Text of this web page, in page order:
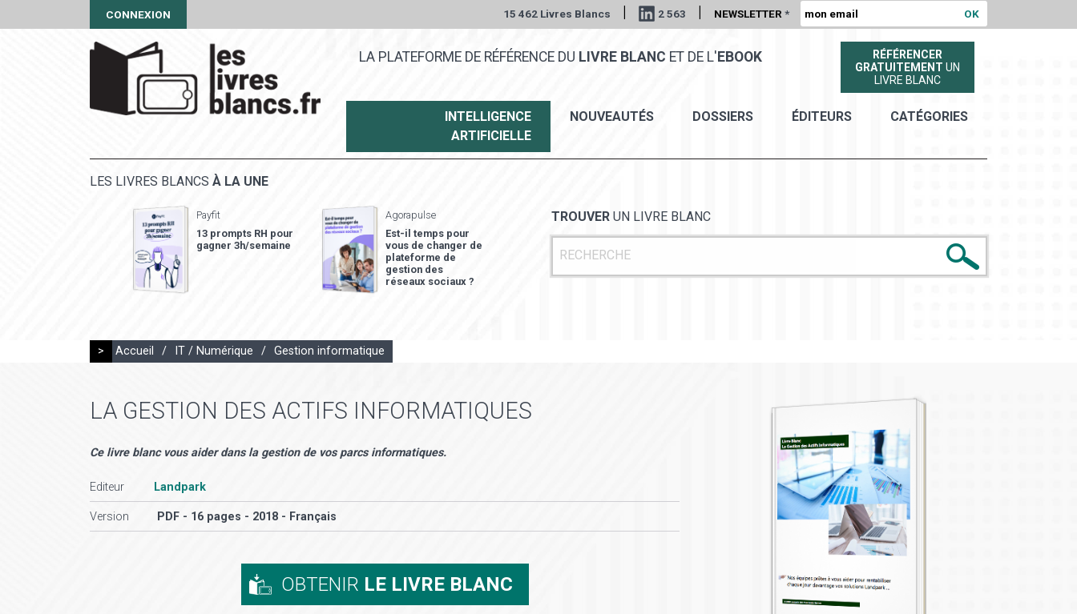
CONNEXION 15 462 Livres Blancs | 2 563 | NEWSLETTER *
LA PLATEFORME DE RÉFÉRENCE DU LIVRE BLANC ET DE L' EBOOK
RÉFÉRENCER
GRATUITEMENT UN
LIVRE BLANC
INTELLIGENCE
ARTIFICIELLE
NOUVEAUTÉS DOSSIERS ÉDITEURS CATÉGORIES
LES LIVRES BLANCS À LA UNE
Payfit
13 prompts RH pour
gagner 3h/semaine
Agorapulse
Est-il temps pour
vous de changer de
plateforme de
gestion des
réseaux sociaux ?
TROUVER UN LIVRE BLANC
> Accueil / IT / Numérique / Gestion informatique
LA GESTION DES ACTIFS INFORMATIQUES
Ce livre blanc vous aider dans la gestion de vos parcs informatiques.
Editeur Landpark
Version PDF - 16 pages - 2018 - Français
OBTENIR LE LIVRE BLANC